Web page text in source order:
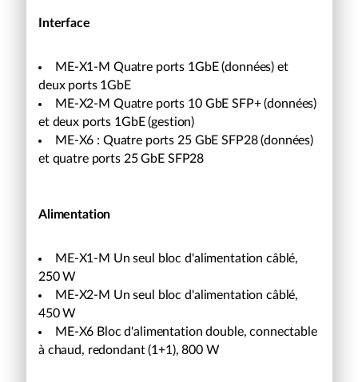
Interface
ME-X1-M Quatre ports 1GbE (données) et
deux ports 1GbE
ME-X2-M Quatre ports 10 GbE SFP+ (données)
et deux ports 1GbE (gestion)
ME-X6 : Quatre ports 25 GbE SFP28 (données)
et quatre ports 25 GbE SFP28
Alimentation
ME-X1-M Un seul bloc d'alimentation câblé,
250 W
ME-X2-M Un seul bloc d'alimentation câblé,
450 W
ME-X6 Bloc d'alimentation double, connectable
à chaud, redondant (1+1), 800 W